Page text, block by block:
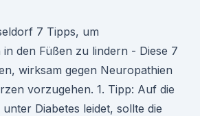
7 Tipps, um
den Füßen zu lindern - Diese 7
wirksam gegen Neuropathien
vorzugehen. 1. Tipp: Auf die
Diabetes leidet, sollte die